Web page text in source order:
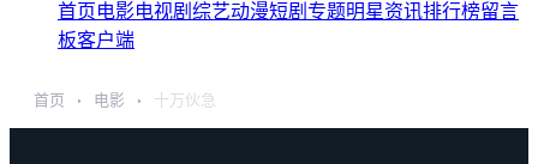
首页电影电视剧 综艺动漫短剧 专题明星资讯排行榜留言
板客户端
首页 › 电影 › 十万伙急